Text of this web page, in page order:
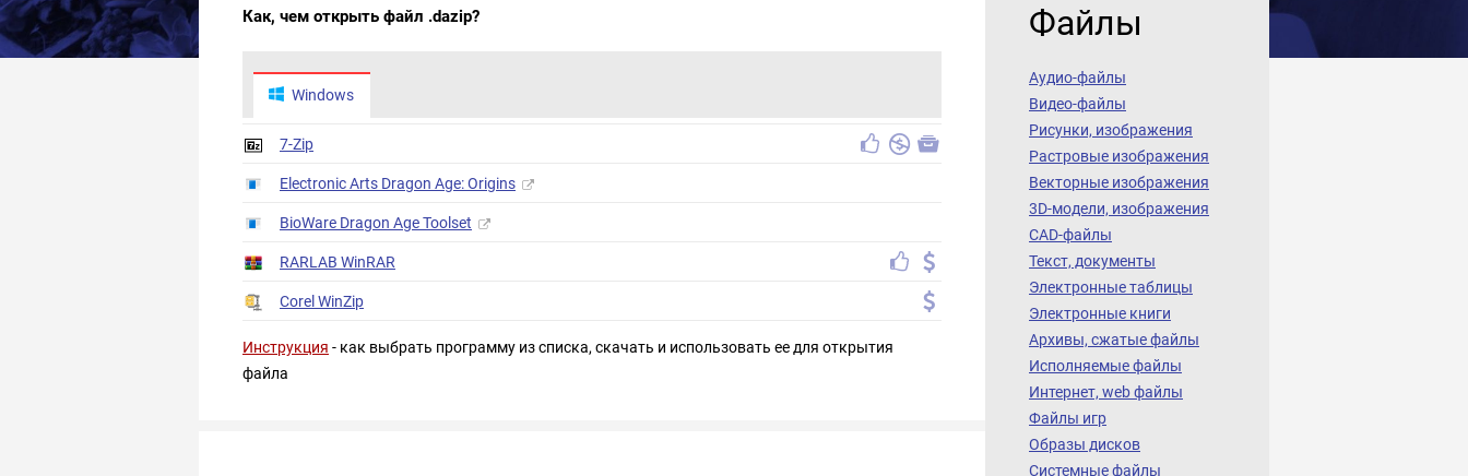
Как, чем открыть файл .dazip?
Windows
7-Zip
Electronic Arts Dragon Age: Origins
BioWare Dragon Age Toolset
RARLAB WinRAR
Corel WinZip
Инструкция - как выбрать программу из списка, скачать и использовать ее для открытия
файла
Файлы
Аудио-файлы
Видео-файлы
Рисунки, изображения
Растровые изображения
Векторные изображения
3D-модели, изображения
CAD-файлы
Текст, документы
Электронные таблицы
Электронные книги
Архивы, сжатые файлы
Исполняемые файлы
Интернет, web файлы
Файлы игр
Образы дисков
Системные файлы